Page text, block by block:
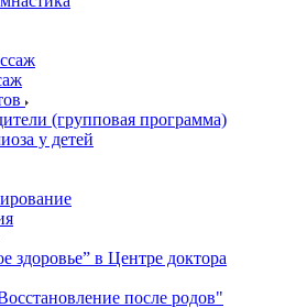
(групповая программа)
у детей
здоровье” в Центре доктора
после родов"